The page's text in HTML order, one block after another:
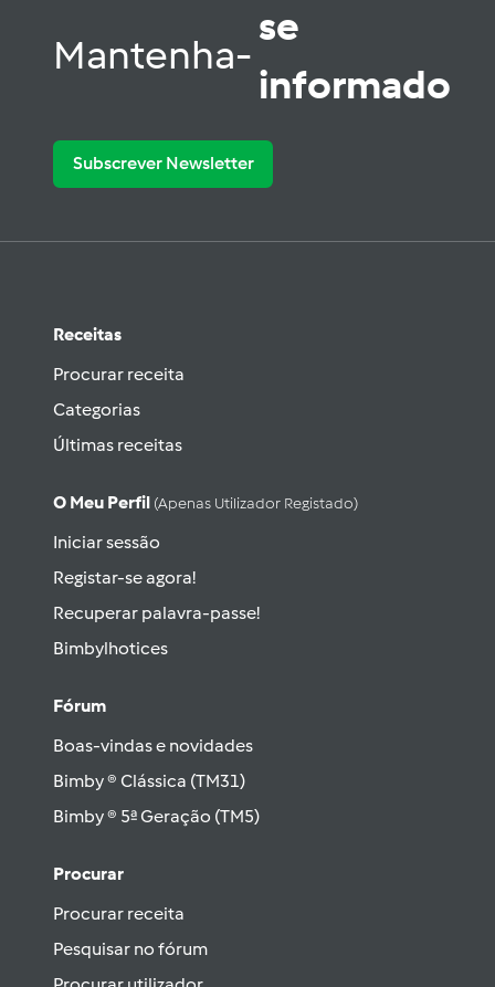
Mantenha-
se
informado
Subscrever Newsletter
Receitas
Procurar receita
Categorias
Últimas receitas
O Meu Perfil (apenas Utilizador Registado)
Iniciar sessão
Registar-se agora!
Recuperar palavra-passe!
Bimbylhotices
Fórum
Boas-vindas e novidades
Bimby ® Clássica (TM31)
Bimby ® 5ª Geração (TM5)
Procurar
Procurar receita
Pesquisar no fórum